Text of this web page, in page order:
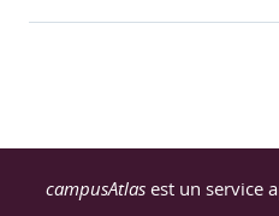
campusAtlas est un service